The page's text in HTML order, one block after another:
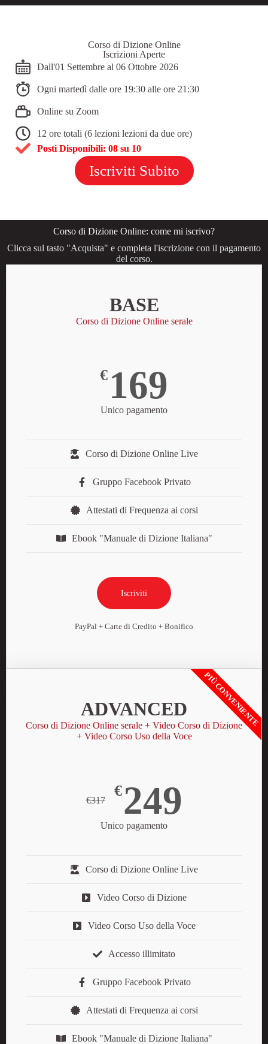
Corso di Dizione Online
Iscrizioni Aperte
Dall'01 Settembre al 06 Ottobre 2026
Ogni martedì dalle ore 19:30 alle ore 21:30
Online su Zoom
12 ore totali (6 lezioni lezioni da due ore)
Posti Disponibili: 08 su 10
Iscriviti Subito
Corso di Dizione Online: come mi iscrivo?
Clicca sul tasto "Acquista" e completa l'iscrizione con il pagamento
del corso.
BASE
Corso di Dizione Online serale
€ 169
Unico pagamento
Corso di Dizione Online Live
Gruppo Facebook Privato
Attestati di Frequenza ai corsi
Ebook "Manuale di Dizione Italiana"
Iscriviti
PayPal + Carte di Credito + Bonifico
ADVANCED
Corso di Dizione Online serale + Video Corso di Dizione
+ Video Corso Uso della Voce
€317
€249
Unico pagamento
Corso di Dizione Online Live
Video Corso di Dizione
Video Corso Uso della Voce
Accesso illimitato
Gruppo Facebook Privato
Attestati di Frequenza ai corsi
Ebook "Manuale di Dizione Italiana"
PIÙ CONVENIENTE